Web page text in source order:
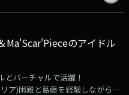
のアイドル
バーチャルで活躍！
ア)困難と葛藤を経験しながら